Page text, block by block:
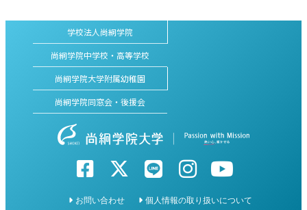
学校法人尚絅学院
尚絅学院中学校・高等学校
尚絅学院大学附属幼稚園
尚絅学院同窓会・後援会
お問い合わせ 個人情報の取り扱いについて